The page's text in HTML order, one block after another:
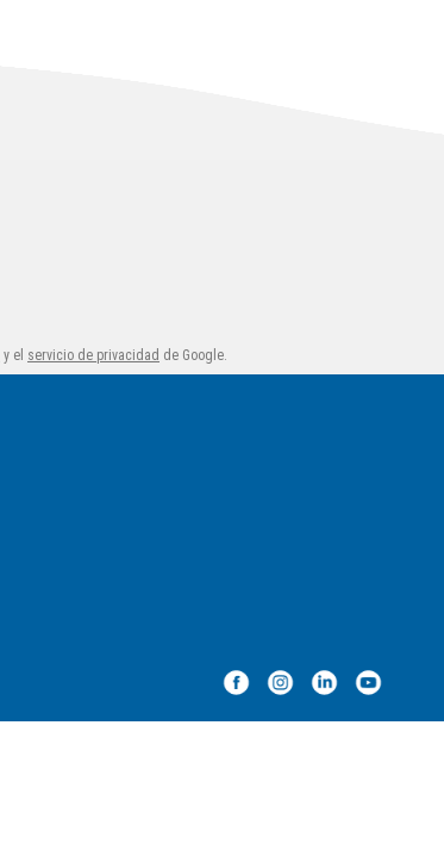
y el servicio de privacidad de Google.